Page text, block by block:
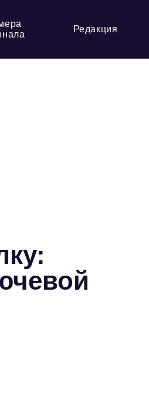
Редакция